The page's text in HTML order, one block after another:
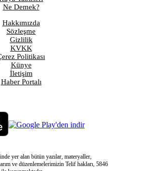
Ne Demek?
Hakkımızda
Sözleşme
Gizlilik
KVKK
Politikası
Künye
İletişim
Haber Portalı
yer alan bütün yazılar, materyaller,
ve düzenlemelerimizin Telif hakları, 5846